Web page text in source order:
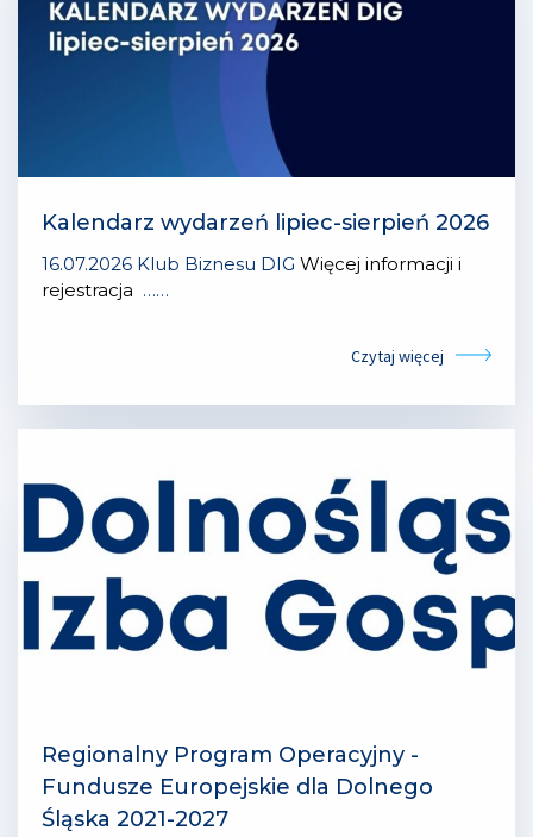
Kalendarz wydarzeń lipiec-sierpień 2026
16.07.2026 Klub Biznesu DIG Więcej informacji i
rejestracja ……
Czytaj więcej
Regionalny Program Operacyjny -
Fundusze Europejskie dla Dolnego
Śląska 2021-2027